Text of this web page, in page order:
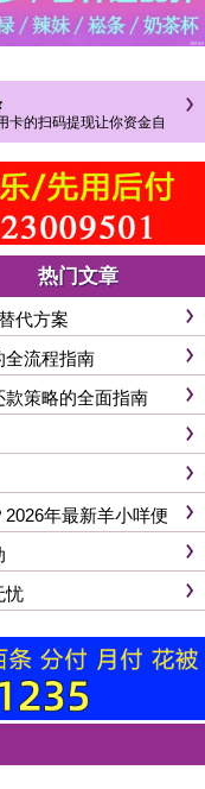
卡的扫码提现让你资金自
热门文章
代方案
全流程指南
策略的全面指南
年最新羊小咩便
忧